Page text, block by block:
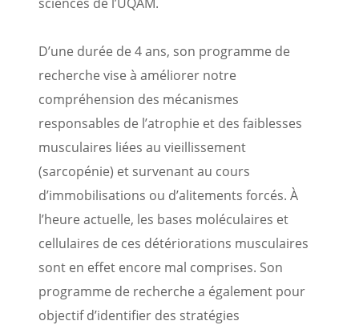
D’une durée de 4 ans, son programme de
recherche vise à améliorer notre
compréhension des mécanismes
responsables de l’atrophie et des faiblesses
musculaires liées au vieillissement
(sarcopénie) et survenant au cours
d’immobilisations ou d’alitements forcés. À
l’heure actuelle, les bases moléculaires et
cellulaires de ces détériorations musculaires
sont en effet encore mal comprises. Son
programme de recherche a également pour
objectif d’identifier des stratégies